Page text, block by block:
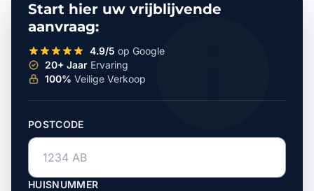
Start hier uw vrijblijvende
aanvraag:
4.9/5 op Google
20+ Jaar Ervaring
100% Veilige Verkoop
POSTCODE
HUISNUMMER